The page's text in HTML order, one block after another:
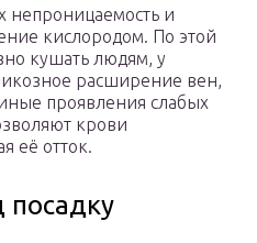
непроницаемость и
кислородом. По этой
кушать людям, у
расширение вен,
проявления слабых
крови
её отток.
посадку